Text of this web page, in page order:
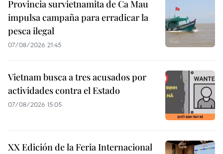
Provincia survietnamita de Ca Mau
impulsa campaña para erradicar la
pesca ilegal
07/08/2026 21:45
Vietnam busca a tres acusados por
actividades contra el Estado
07/08/2026 15:05
XX Edición de la Feria Internacional